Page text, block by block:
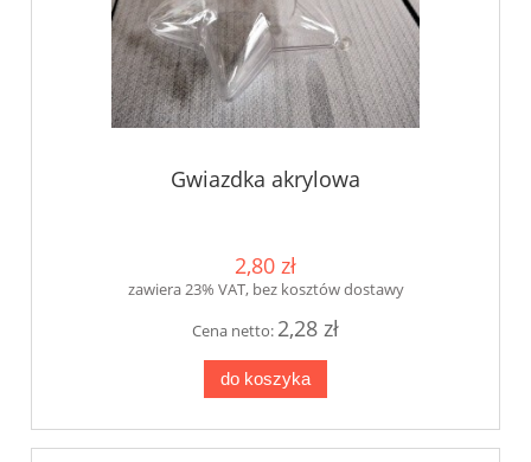
Gwiazdka akrylowa
2,80 zł
zawiera 23% VAT, bez kosztów dostawy
Cena netto: 2,28 zł
do koszyka